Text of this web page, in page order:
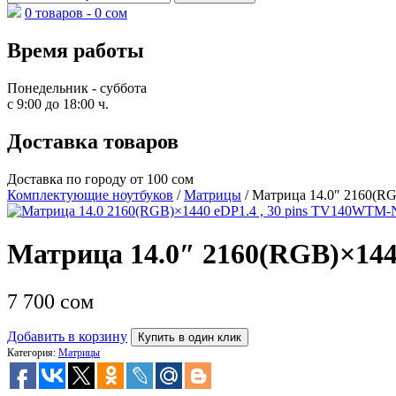
0 товаров - 0 сом
Время работы
Понедельник - суббота
с 9:00 до 18:00 ч.
Доставка товаров
Доставка по городу от 100 сом
Комплектующие ноутбуков /Матрицы / Матрица 14.0″
Матрица 14.0″
7 700 сом
Добавить в корзину Купить в один клик
Категория: Матрицы